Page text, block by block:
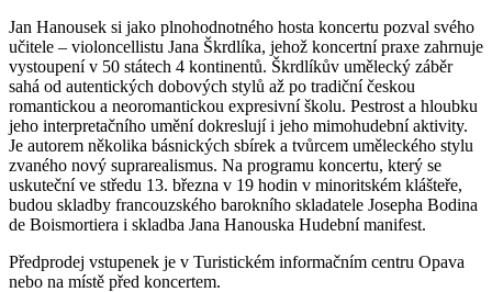
Jan Hanousek si jako plnohodnotného hosta koncertu pozval svého
učitele – violoncellistu Jana Škrdlíka, jehož koncertní praxe zahrnuje
vystoupení v 50 státech 4 kontinentů. Škrdlíkův umělecký záběr
sahá od autentických dobových stylů až po tradiční českou
romantickou a neoromantickou expresivní školu. Pestrost a hloubku
jeho interpretačního umění dokreslují i jeho mimohudební aktivity.
Je autorem několika básnických sbírek a tvůrcem uměleckého stylu
zvaného nový suprarealismus. Na programu koncertu, který se
uskuteční ve středu 13. března v 19 hodin v minoritském klášteře,
budou skladby francouzského barokního skladatele Josepha Bodina
de Boismortiera i skladba Jana Hanouska Hudební manifest.
Předprodej vstupenek je v Turistickém informačním centru Opava
nebo na místě před koncertem.